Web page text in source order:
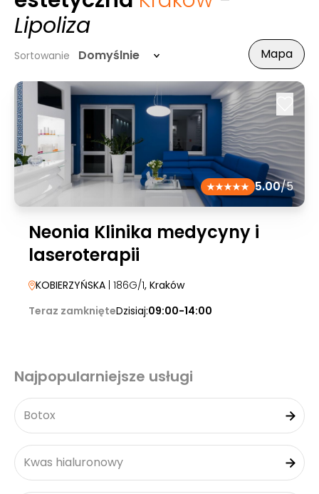
Lipoliza
Sortowanie Domyślnie Mapa
5.00/5
Neonia Klinika medycyny i
laseroterapii
KOBIERZYŃSKA | 186G/1, Kraków
Teraz zamknięteDzisiaj:09:00-14:00
Najpopularniejsze usługi
Botox
Kwas hialuronowy